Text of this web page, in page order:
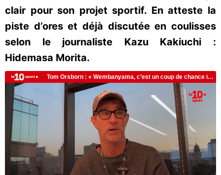
clair pour son projet sportif. En atteste la
piste d’ores et déjà discutée en coulisses
selon le journaliste Kazu Kakiuchi :
Hidemasa Morita.